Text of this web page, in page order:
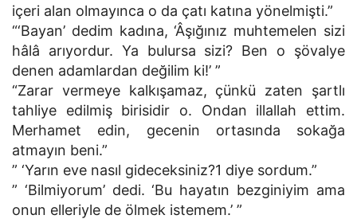
içeri alan olmayınca o da çatı katına yönelmişti.”
“‘Bayan’ dedim kadına, ‘Âşığınız muhtemelen sizi
hâlâ arıyordur. Ya bulursa sizi? Ben o şövalye
denen adamlardan değilim ki!’ ”
“Zarar vermeye kalkışamaz, çünkü zaten şartlı
tahliye edilmiş birisidir o. Ondan illallah ettim.
Merhamet edin, gecenin ortasında sokağa
atmayın beni.”
” ‘Yarın eve nasıl gideceksiniz?1 diye sordum.”
” ‘Bilmiyorum’ dedi. ‘Bu hayatın bezginiyim ama
onun elleriyle de ölmek istemem.’ ”